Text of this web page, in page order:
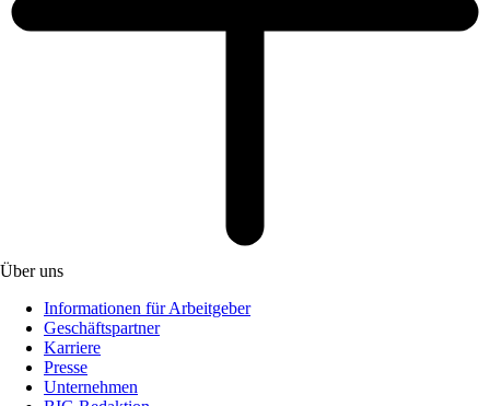
Über uns
Informationen für Arbeitgeber
Geschäftspartner
Karriere
Presse
Unternehmen